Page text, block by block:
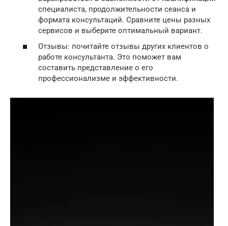
специалиста, продолжительности сеанса и
формата консультаций. Сравните цены разных
сервисов и выберите оптимальный вариант.
Отзывы: почитайте отзывы других клиентов о
работе консультанта. Это поможет вам
составить представление о его
профессионализме и эффективности.